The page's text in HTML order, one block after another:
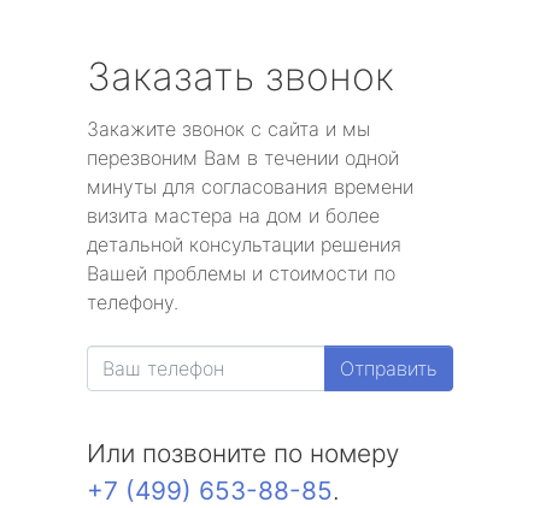
Заказать звонок
Закажите звонок с сайта и мы
перезвоним Вам в течении одной
минуты для согласования времени
визита мастера на дом и более
детальной консультации решения
Вашей проблемы и стоимости по
телефону.
Отправить
Или позвоните по номеру
+7 (499) 653-88-85.